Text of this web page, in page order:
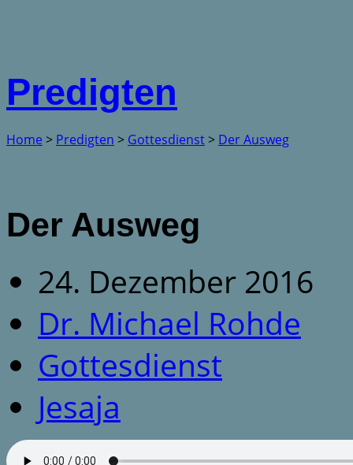
Predigten
Home > Predigten > Gottesdienst> Der Ausweg
Der Ausweg
24. Dezember 2016
Dr. Michael Rohde
Gottesdienst
Jesaja